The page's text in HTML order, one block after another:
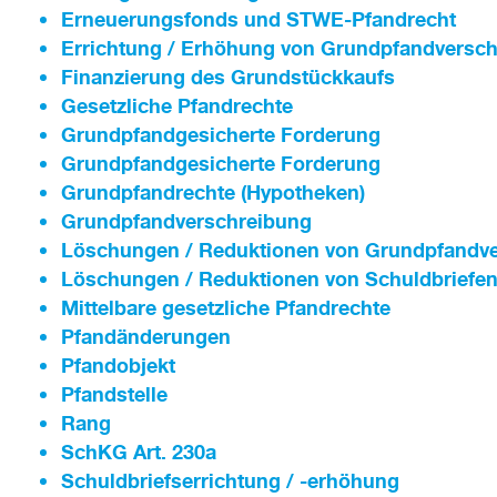
Erneuerungsfonds und STWE-Pfandrecht
Errichtung / Erhöhung von
Finanzierung des Grundstückkaufs
Gesetzliche Pfandrechte
Grundpfandgesicherte Forderung
Grundpfandgesicherte Forderung
Grundpfandrechte (Hypotheken)
Grundpfand­verschreibung
Löschungen / Reduktionen von
Löschungen / Reduktionen von Schuldbriefen
Mittelbare gesetzliche Pfandrechte
Pfandänderungen
Pfandobjekt
Pfandstelle
Rang
SchKG Art. 230a
Schuldbriefserrichtung / -erhöhung